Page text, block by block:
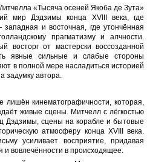
«Тысяча осеней Якоба де Зута»
мир Дэдзимы конца XVIII века, где
и восточная, где утончённая
прагматизму и алчности.
восторг от мастерски воссозданной
явные сильные и слабые стороны
в полной мере насладиться историей
задумку автора.
лишён кинематографичности, которая,
живые сцены. Митчелл с лёгкостью
Дэдзимы, сцены на корабле и бытовые
атмосферу конца XVIII века.
усиливает восприятие, придавая
и вовлечённости в происходящее.